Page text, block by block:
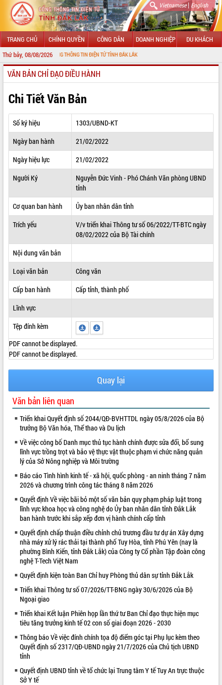
Vietnamese| English
TRANG CHỦ CHÍNH QUYỀN CÔNG DÂN DOANH NGHIỆP DU KHÁCH
Thứ bảy, 08/08/2026
ĐẾN VỚI CỔNG THÔNG TIN ĐIỆN TỬ TỈNH ĐẮK LẮK
GIỚI THIỆU
LÃNH ĐẠO UBND TỈNH
TIN TỨC SỰ KIỆN
SỞ, BAN, NGÀNH
THÔNG TIN CHỈ ĐẠO ĐIỀU HÀNH
VĂN BẢN HĐND TỈNH
QUY HOẠCH - KẾ HOẠCH
VIDEO
Loading the player...
Khám bệnh, cấp phát thuốc miễn phí
và tặng quà người dân xã Cư Pui
Hội nghị UBND tỉnh Đắk Lắk thường kỳ
Lễ truy tặng danh hiệu “Bà Mẹ Việt
Nam Anh hùng” và trao Huân chương
Lao động
vụ 6 tháng cuối năm 2026
Kỳ họp thứ Hai, Hội đồng nhân dân
tỉnh khóa XI quyết nghị nhiều nội dung
quan trọng
Bí thư Tỉnh ủy Lương Nguyễn Minh
Triết thăm, tặng quà người có công với
cách mạng
Rà soát, hoàn thiện hệ thống thiết chế
văn hóa, thể thao đáp ứng yêu cầu
phát triển mới
ALBUM ẢNH
LIÊN KẾT WEB
VĂN BẢN CHỈ ĐẠO ĐIỀU HÀNH
Chi Tiết Văn Bản
Số ký hiệu
1303/UBND-KT
Ngày ban hành
21/02/2022
Ngày hiệu lực
21/02/2022
Người Ký
Nguyễn Đức Vinh - Phó Chánh Văn phòng UBND
tỉnh
Cơ quan ban hành
Ủy ban nhân dân tỉnh
Trích yếu
V/v triển khai Thông tư số 06/2022/TT-BTC ngày
08/02/2022 của Bộ Tài chính
Nội dung văn bản
Loại văn bản
Công văn
Cấp ban hành
Cấp tỉnh, thành phố
Lĩnh vực
Tệp đính kèm
PDF cannot be displayed.
PDF cannot be displayed.
Quay lại
Văn bản liên quan
Triển khai Quyết định số 2044/QĐ-BVHTTDL ngày 05/8/2026 của Bộ
trưởng Bộ Văn hóa, Thể thao và Du lịch
Về việc công bố Danh mục thủ tục hành chính được sửa đổi, bổ sung
lĩnh vực trồng trọt và bảo vệ thực vật thuộc phạm vi chức năng quản
lý của Sở Nông nghiệp và Môi trường
Báo cáo Tình hình kinh tế - xã hội, quốc phòng - an ninh tháng 7 năm
2026 và chương trình công tác tháng 8 năm 2026
Quyết định Về việc bãi bỏ một số văn bản quy phạm pháp luật trong
lĩnh vực khoa học và công nghệ do Ủy ban nhân dân tỉnh Đắk Lắk
ban hành trước khi sắp xếp đơn vị hành chính cấp tỉnh
Quyết định chấp thuận điều chỉnh chủ trương đầu tư dự án Xây dựng
nhà máy xử lý rác thải tại thành phố Tuy Hòa, tỉnh Phú Yên (nay là
phường Bình Kiến, tỉnh Đắk Lắk) của Công ty Cổ phần Tập đoàn công
nghệ T-Tech Việt Nam
Quyết định kiện toàn Ban Chỉ huy Phòng thủ dân sự tỉnh Đắk Lắk
Triển khai Thông tư số 07/2026/TT-BNG ngày 30/6/2026 của Bộ
Ngoại giao
Triển khai Kết luận Phiên họp lần thứ tư Ban Chỉ đạo thực hiện mục
tiêu tăng trưởng kinh tế 02 con số giai đoạn 2026 - 2030
Thông báo Về việc đính chính tọa độ điểm góc tại Phụ lục kèm theo
Quyết định số 2317/QĐ-UBND ngày 21/7/2026 của Chủ tịch UBND
tỉnh
Quyết định UBND tỉnh về tổ chức lại Trung tâm Y tế Tuy An trực thuộc
Sở Y tế